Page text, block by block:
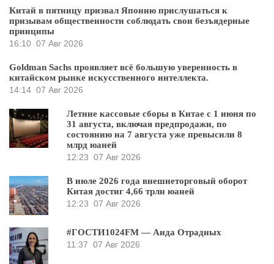
Китай в пятницу призвал Японию прислушаться к
призывам общественности соблюдать свои безъядерные
принципы
16:10 07 Авг 2026
Goldman Sachs проявляет всё большую уверенность в
китайском рынке искусственного интеллекта.
14:14 07 Авг 2026
Летние кассовые сборы в Китае с 1 июня по
31 августа, включая предпродажи, по
состоянию на 7 августа уже превысили 8
млрд юаней
12:23 07 Авг 2026
В июле 2026 года внешнеторговый оборот
Китая достиг 4,66 трлн юаней
12:23 07 Авг 2026
#ГОСТИ1024FM — Аида Отрадных
11:37 07 Авг 2026